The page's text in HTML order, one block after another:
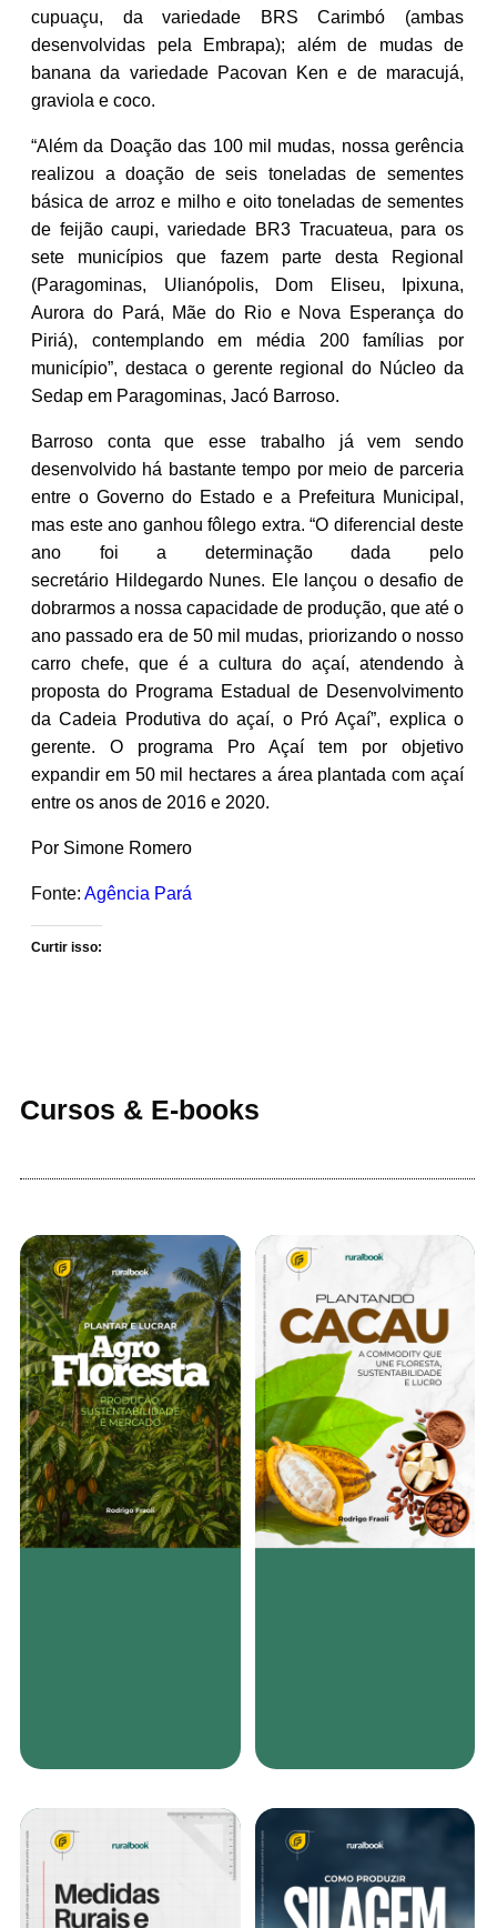
cupuaçu, da variedade BRS Carimbó (ambas
desenvolvidas pela Embrapa); além de mudas de
banana da variedade Pacovan Ken e de maracujá,
graviola e coco.
“Além da Doação das 100 mil mudas, nossa gerência
realizou a doação de seis toneladas de sementes
básica de arroz e milho e oito toneladas de sementes
de feijão caupi, variedade BR3 Tracuateua, para os
sete municípios que fazem parte desta Regional
(Paragominas, Ulianópolis, Dom Eliseu, Ipixuna,
Aurora do Pará, Mãe do Rio e Nova Esperança do
Piriá), contemplando em média 200 famílias por
município”, destaca o gerente regional do Núcleo da
Sedap em Paragominas, Jacó Barroso.
Barroso conta que esse trabalho já vem sendo
desenvolvido há bastante tempo por meio de parceria
entre o Governo do Estado e a Prefeitura Municipal,
mas este ano ganhou fôlego extra. “O diferencial deste
ano foi a determinação dada pelo
secretário Hildegardo Nunes. Ele lançou o desafio de
dobrarmos a nossa capacidade de produção, que até o
ano passado era de 50 mil mudas, priorizando o nosso
carro chefe, que é a cultura do açaí, atendendo à
proposta do Programa Estadual de Desenvolvimento
da Cadeia Produtiva do açaí, o Pró Açaí”, explica o
gerente. O programa Pro Açaí tem por objetivo
expandir em 50 mil hectares a área plantada com açaí
entre os anos de 2016 e 2020.
Por Simone Romero
Fonte: Agência Pará
Curtir isso:
Cursos & E-books